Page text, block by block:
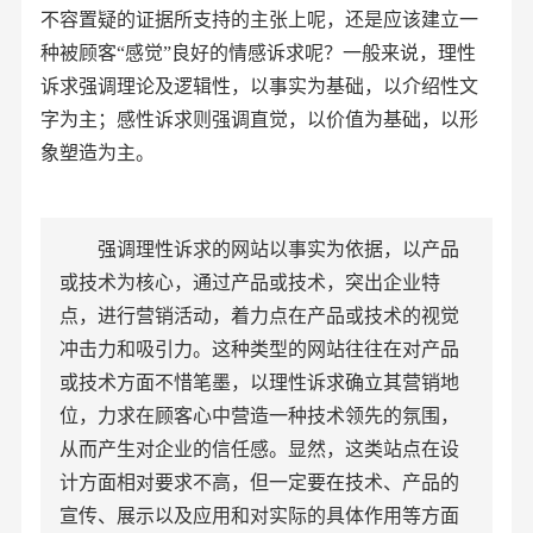
不容置疑的证据所支持的主张上呢，还是应该建立一
种被顾客“感觉”良好的情感诉求呢？一般来说，理性
诉求强调理论及逻辑性，以事实为基础，以介绍性文
字为主；感性诉求则强调直觉，以价值为基础，以形
象塑造为主。
强调理性诉求的网站以事实为依据，以产品
或技术为核心，通过产品或技术，突出企业特
点，进行营销活动，着力点在产品或技术的视觉
冲击力和吸引力。这种类型的网站往往在对产品
或技术方面不惜笔墨，以理性诉求确立其营销地
位，力求在顾客心中营造一种技术领先的氛围，
从而产生对企业的信任感。显然，这类站点在设
计方面相对要求不高，但一定要在技术、产品的
宣传、展示以及应用和对实际的具体作用等方面